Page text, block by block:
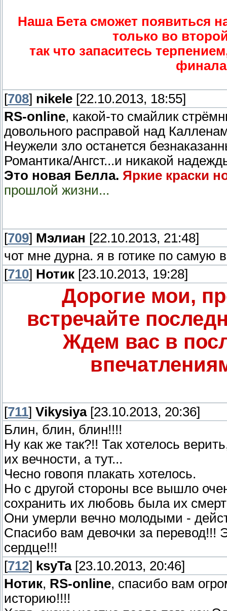
Наша Бета сможет появиться
только во
так что запаситесь
финала
[708] nikele [22.10.2013, 18:55]
RS-online, какой-то смайлик
довольного расправой над
Неужели зло останется
Романтика/Ангст...и никакой
Это новая Белла. Яркие краски
прошлой жизни...
[709] Мэлиан [22.10.2013, 21:48]
чот мне дурна. я в готике по самую
[710] Нотик [23.10.2013, 19:28]
Дорогие мои,
встречайте
Ждем вас в
[711] Vikysiya[23.10.2013, 20:36]
Блин, блин, блин!!!!
Ну как же так?!! Так хотелось
их вечности, а тут...
Чесно говопя плакать хотелось.
Но с другой стороны все вышло
сохранить их любовь была их
Они умерли вечно молодыми -
Спасибо вам девочки за перевод!!!
сердце!!!
[712] ksyTa[23.10.2013, 20:46]
Нотик, RS-online, спасибо вам
историю!!!!